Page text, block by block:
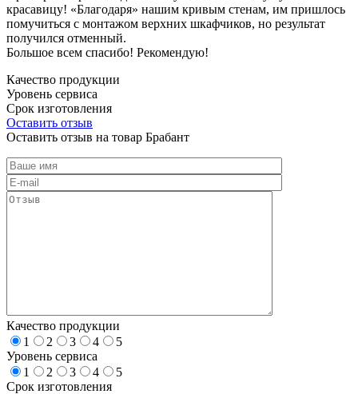
красавицу! «Благодаря» нашим кривым стенам, им пришлось
помучиться с монтажом верхних шкафчиков, но результат
получился отменный.
Большое всем спасибо! Рекомендую!
Качество продукции
Уровень сервиса
Срок изготовления
Оставить отзыв
Оставить отзыв на товар Брабант
Качество продукции
1
2 3 4
5
Уровень сервиса
1
2 3 4
5
Срок изготовления